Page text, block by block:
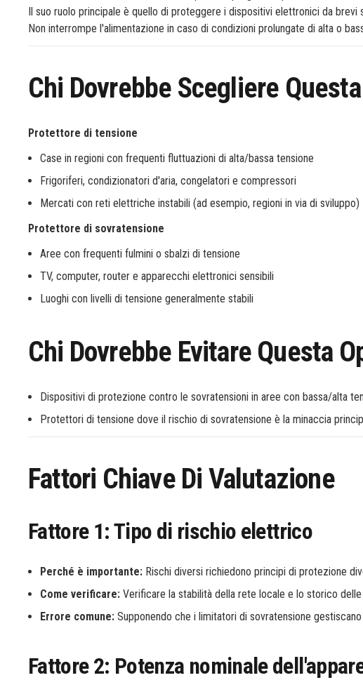
Il suo ruolo principale è quello di proteggere i dispositivi elettronici da brevi
Non interrompe l'alimentazione in caso di condizioni prolungate di alta o
Chi Dovrebbe Scegliere
Protettore di tensione
Case in regioni con frequenti fluttuazioni di alta/bassa tensione
Frigoriferi, condizionatori d'aria, congelatori e compressori
Mercati con reti elettriche instabili (ad esempio, regioni in via di sviluppo)
Protettore di sovratensione
Aree con frequenti fulmini o sbalzi di tensione
TV, computer, router e apparecchi elettronici sensibili
Luoghi con livelli di tensione generalmente stabili
Chi Dovrebbe Evitare Questa
Dispositivi di protezione contro le sovratensioni in aree con bassa/alta
Protettori di tensione dove il rischio di sovratensione è la minaccia
Fattori Chiave Di Valutazione
Fattore 1: Tipo di rischio elettrico
Perché è importante: Rischi diversi richiedono principi di protezione
Come verificare: Verificare la stabilità della rete locale e lo storico
Errore comune: Supponendo che i limitatori di sovratensione
Fattore 2: Potenza nominale